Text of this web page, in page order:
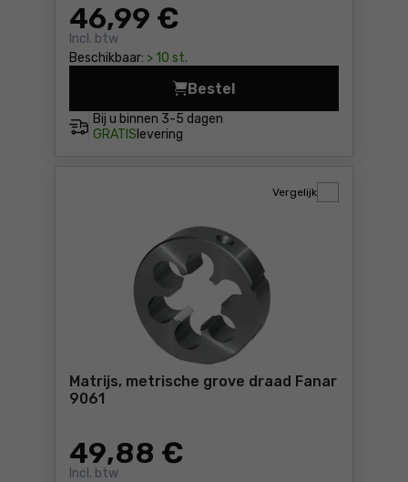
46,99 €
Incl. btw
Beschikbaar: > 10 st.
Bij u binnen 3-5 dagen
GRATIS levering
Bestel
Handtappenset met fijne
Matrijs, metrische grove draad Fanar
9061
49,88 €
Incl. btw
Vergelijk